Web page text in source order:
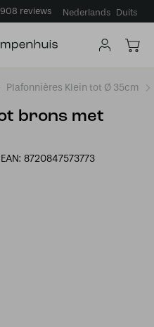
908 reviews Nederlands Duits
Plafonnières Klein tot Ø 35cm
brons met
EAN: 8720847573773